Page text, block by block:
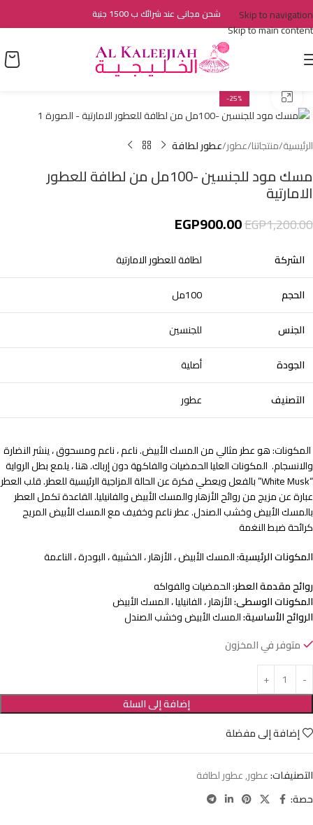
Skip to navigation
Skip to main content
شحن مجانى عند شرائك ب 1500 جنية
-25%
اضغط للتكبير
الرئيسية منتجاتنا عطور عطور لطافة
مسك مود للجنسين -100مل من لطافة للعطور
الامارتية
EGP1,200.00
EGP900.00
الشركة
لطافة للعطور الامارتية
الحجم
100مل
الجنس
للجنسين
الجودة
أصلية
التصنيف
عطور
المكونات: هو عطر مثالي من المسك الأبيض. ناعم ، ناعم ومسحوق ، ينشر النضارة
والانسجام. المكونات العليا الحمضيات والفاكهة دون إرباك. هنا ، يلمع بطل الرواية
“White Musk” بالفعل ويعطي فكرة عن الحالة المزاجية الرئيسية للعطر. قلب العطر
عبارة عن مزيج من روائح الأزهار والمسك الأبيض والفانيليا. القاعدة تكمل العطر
بالمسك الأبيض وخشب الصندل.عطر ناعم وخفيف مع المسك الأبيض المريح
كرائحة ضبط النغمة
المكونات الرئيسية:المسك الأبيض ، الأزهار ، الخشبية ، البودرة ، الناعمة
روائح مقدمة العطر:الحمضيات والفواكه
المكونات الوسطى:الأزهار ، الفانيليا ، المسك الأبيض
الروائح الأساسية:المسك الأبيض وخشب الصندل
متوفر في المخزون
إضافة إلى السلة
إضافة إلى مفضلة
التصنيفات:عطور,عطور لطافة
حصة: